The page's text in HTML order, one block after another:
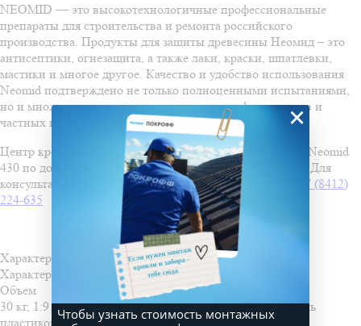
NEOMID — это высокотехнологичные профессиональные
препараты для строительства и ремонта российского
производства. Продукты для защиты древесины Неомид – это
антисептики, огнезащита, а также лаки, краски, шпатлевки,
мастики и многое другое. Качество и удобство использования
Neomid подтверждено не только полноценными испытаниями,
но и множеством отличных отзывов от профессионалов и
частных пользователей.
Центр кровли Покрофф предлагает купить антисептик Neomid
430 по доступной цене во всех офисах продаж в Пензе. Для
консультации или заказа звоните нашим менеджерам
+7 (8412)
224-635
Характеристики
Характеристики
Объем
30 кг, 1:9 (канистра); 5 кг, 1:9 (канистра); 1 кг, 1:9 (бутыль
пластиковая)
×
Чтобы узнать стоимость монтажных